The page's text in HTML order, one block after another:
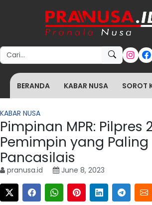
Search for:
BERANDA KABAR NUSA SOROT
KABAR NUSA
Pimpinan MPR: Pilpres
Pemimpin yang Paling
Pancasilais
pranusa.id June 8, 2023